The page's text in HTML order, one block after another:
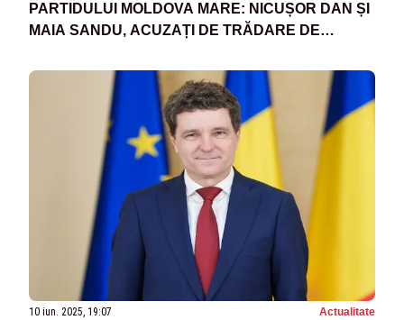
PARTIDULUI MOLDOVA MARE: NICUȘOR DAN ȘI
MAIA SANDU, ACUZAȚI DE TRĂDARE DE
10 iun. 2025, 19:07 Actualitate